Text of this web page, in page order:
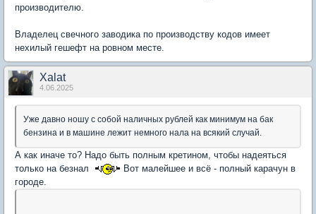
производителю.
Владелец свечного заводика по производству кодов имеет
нехилый гешефт на ровном месте.
Xalat
4.06.2025
Уже давно ношу с собой наличных рублей как минимум на бак
бензина и в машине лежит немного нала на всякий случай.
А как иначе то? Надо быть полным кретином, чтобы надеяться
только на безнал
Вот малейшее и всё - полный карачун в
городе.